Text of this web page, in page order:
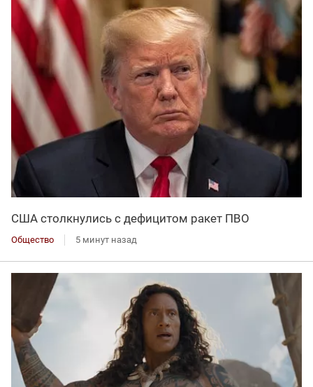
США столкнулись с дефицитом ракет ПВО
Общество 5 минут назад